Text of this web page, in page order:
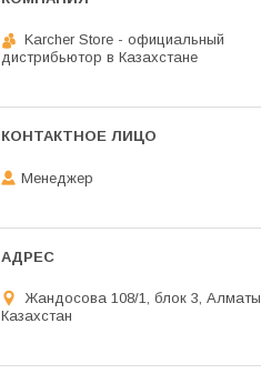
Karcher Store - официальный
дистрибьютор в Казахстане
Менеджер
Жандосова 108/1, блок 3, Алматы,
Казахстан